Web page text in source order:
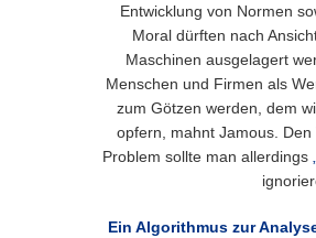
Entwicklung von Normen
Moral dürften nach
Maschinen ausgelagert
Menschen und Firmen als
zum Götzen werden, dem
opfern, mahnt Jamous.
Problem sollte man allerdings
Ein Algorithmus zur